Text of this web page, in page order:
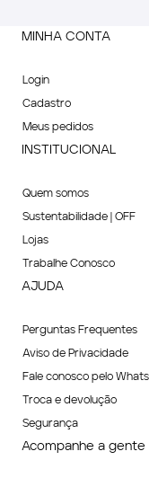
MINHA CONTA
Login
Cadastro
Meus pedidos
INSTITUCIONAL
Quem somos
Sustentabilidade | OFF
Lojas
Trabalhe Conosco
AJUDA
Perguntas Frequentes
Aviso de Privacidade
Fale conosco pelo
Troca e devolução
Segurança
Acompanhe a gente